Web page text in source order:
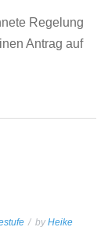
Regelung
Antrag auf
byHeike